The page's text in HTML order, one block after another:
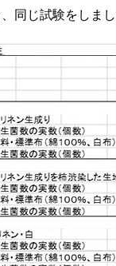
同じ試験をしまし